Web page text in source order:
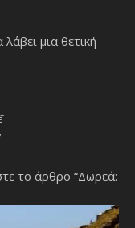
μια θετική
το άρθρο “Δωρεά: